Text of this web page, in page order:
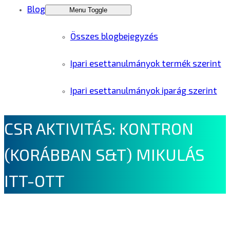
Blog Menu Toggle
Összes blogbejegyzés
Ipari esettanulmányok termék szerint
Ipari esettanulmányok iparág szerint
CSR AKTIVITÁS: KONTRON
(KORÁBBAN S&T) MIKULÁS
ITT-OTT